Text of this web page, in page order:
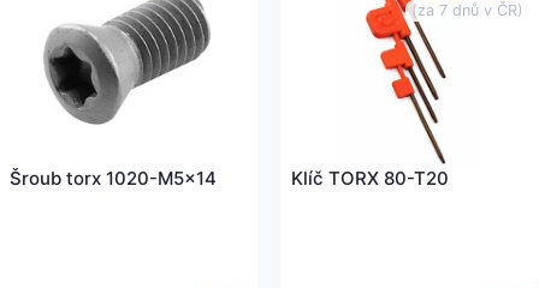
Šroub torx 1020-M5x14 Klíč TORX 80-T20
(za 7 dnů v ČR)